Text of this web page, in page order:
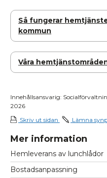
Så fungerar
kommun
Våra
Innehållsansvarig:
2026
Skriv ut sidan
Lämna
Mer information
Hemleverans av lunchlådor
Bostadsanpassning